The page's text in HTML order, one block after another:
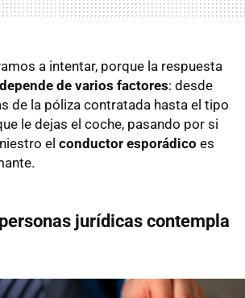
a intentar, porque la respuesta
depende de varios factores: desde
de la póliza contratada hasta el tipo
le dejas el coche, pasando por si
el conductor esporádico es
jurídicas contempla